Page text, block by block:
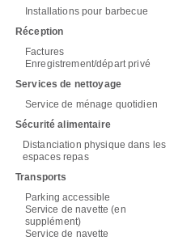
Installations pour barbecue
Réception
Factures
Enregistrement/départ privé
Services de nettoyage
Service de ménage quotidien
Sécurité alimentaire
Distanciation physique dans les
espaces repas
Transports
Parking accessible
Service de navette (en
supplément)
Service de navette